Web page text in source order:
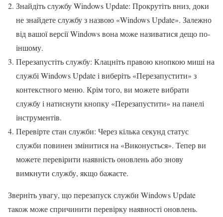
Знайдіть службу Windows Update: Прокрутіть вниз, доки
не знайдете службу з назвою «Windows Update». Залежно
від вашої версії Windows вона може називатися дещо по-
іншому.
Перезапустіть службу: Клацніть правою кнопкою миші на
службі Windows Update і виберіть «Перезапустити» з
контекстного меню. Крім того, ви можете вибрати
службу і натиснути кнопку «Перезапустити» на панелі
інструментів.
Перевірте стан служби: Через кілька секунд статус
служби повинен змінитися на «Виконується». Тепер ви
можете перевірити наявність оновлень або знову
вимкнути службу, якщо бажаєте.
Зверніть увагу, що перезапуск служби Windows Update
також може спричинити перевірку наявності оновлень.